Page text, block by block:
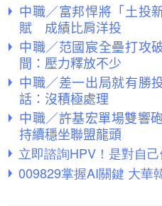
中職／富邦悍將「土投
賦 成績比肩洋投
中職／范國宸全壘打
間：壓力釋放不少
中職／差一出局就有
話：沒積極處理
中職／許基宏單場雙響
持續穩坐聯盟龍頭